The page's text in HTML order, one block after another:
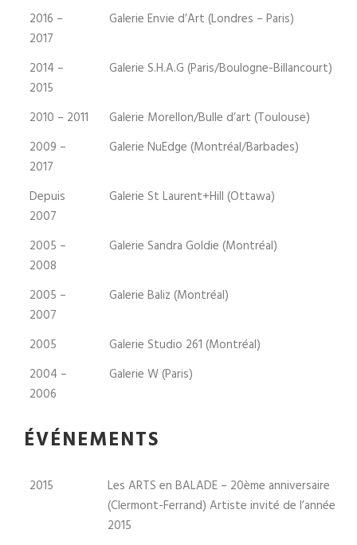
2016 –
2017
Galerie Envie d’Art (Londres – Paris)
2014 –
2015
Galerie S.H.A.G (Paris/Boulogne-Billancourt)
2010 – 2011
Galerie Morellon/Bulle d’art (Toulouse)
2009 –
2017
Galerie NuEdge (Montréal/Barbades)
Depuis
2007
Galerie St Laurent+Hill (Ottawa)
2005 –
2008
Galerie Sandra Goldie (Montréal)
2005 –
2007
Galerie Baliz (Montréal)
2005
Galerie Studio 261 (Montréal)
2004 –
2006
Galerie W (Paris)
ÉVÉNEMENTS
2015
Les ARTS en BALADE – 20ème anniversaire
(Clermont-Ferrand) Artiste invité de l’année
2015